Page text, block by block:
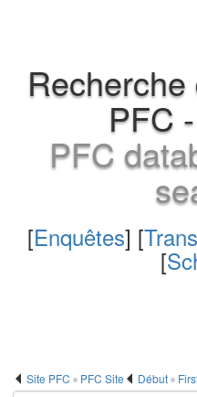
PFC
PFC
[Enquêtes] [
[
Site PFC PFC Site Début